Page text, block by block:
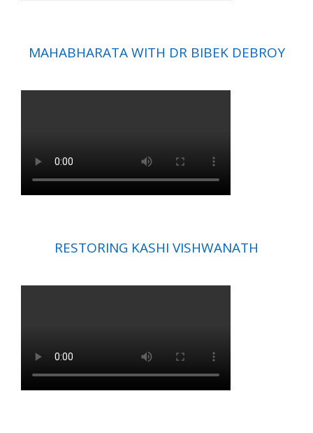
MAHABHARATA WITH DR BIBEK DEBROY
RESTORING KASHI VISHWANATH